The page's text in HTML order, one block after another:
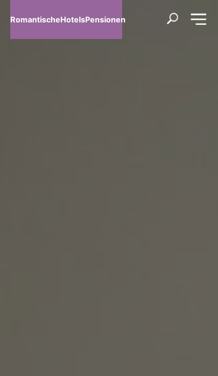
RomantischeHotelsPensionen